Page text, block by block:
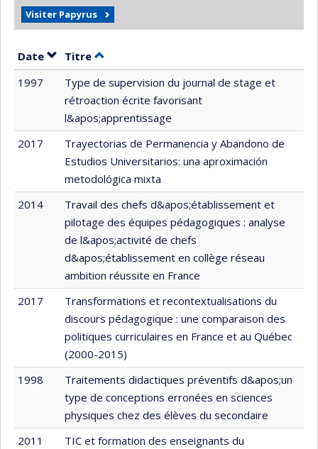
Visiter Papyrus
Date Trier par date en ordre décroissant
Titre Trier par titre en ordre décroissant
1997
Type de supervision du journal de stage et
rétroaction écrite favorisant
l&apos;apprentissage
2017
Trayectorias de Permanencia y Abandono de
Estudios Universitarios: una aproximación
metodológica mixta
2014
Travail des chefs d&apos;établissement et
pilotage des équipes pédagogiques : analyse
de l&apos;activité de chefs
d&apos;établissement en collège réseau
ambition réussite en France
2017
Transformations et recontextualisations du
discours pédagogique : une comparaison des
politiques curriculaires en France et au Québec
(2000-2015)
1998
Traitements didactiques préventifs d&apos;un
type de conceptions erronées en sciences
physiques chez des élèves du secondaire
2011
TIC et formation des enseignants du